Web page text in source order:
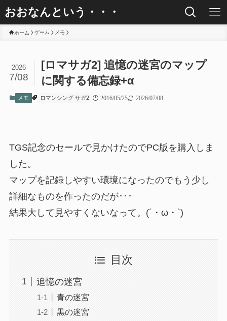
おおなんという・・・
ホーム ゲーム メモ
[ロマサガ2] 追憶の迷宮のマップ
に関する備忘録+α
2026
7/08
メモ ロマンシング サガ2 2016/05/25 2026/07/08
TGS記念のセールで見かけたのでPC版を購入しま
した。
マップを記録しやすい環境になったのでもう少し
詳細なものを作ったのだが･･･
結果大して見やすくないなって。(´・ω・`)
目次
追憶の迷宮
青の迷宮
黒の迷宮